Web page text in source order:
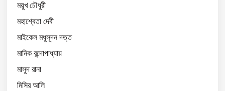
ময়ুখ চৌধুরী
মহাশ্বেতা দেবী
মাইকেল মধুসূদন দত্ত
মানিক বন্দোপাধ্যায়
মাসুদ রানা
মিসির আলি